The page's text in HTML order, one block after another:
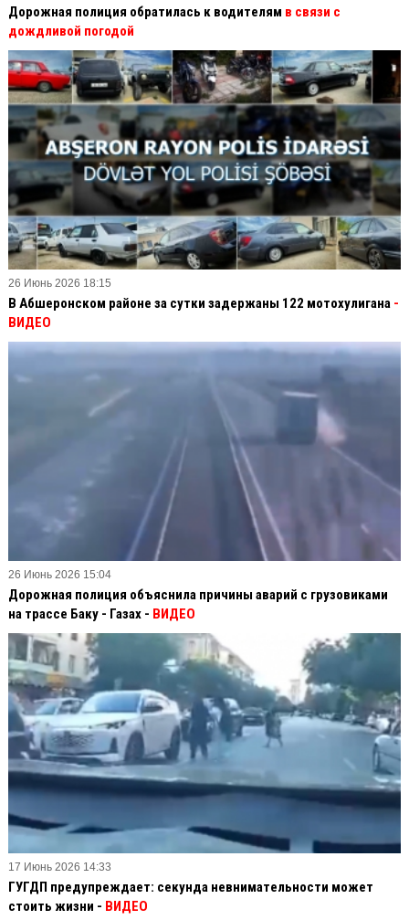
Дорожная полиция обратилась к водителям в связи с
дождливой погодой
26 Июнь 2026 18:15
В Абшеронском районе за сутки задержаны 122 мотохулигана -
ВИДЕО
26 Июнь 2026 15:04
Дорожная полиция объяснила причины аварий с грузовиками
на трассе Баку - Газах - ВИДЕО
17 Июнь 2026 14:33
ГУГДП предупреждает: секунда невнимательности может
стоить жизни - ВИДЕО